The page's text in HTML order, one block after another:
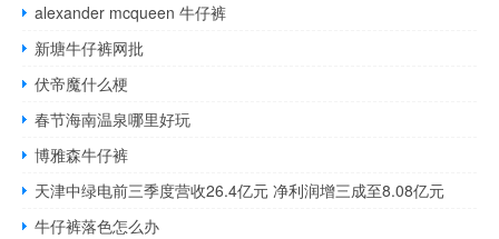
alexander mcqueen 牛仔裤
新塘牛仔裤网批
伏帝魔什么梗
春节海南温泉哪里好玩
博雅森牛仔裤
天津中绿电前三季度营收26.4亿元 净利润增三成至8.08亿元
牛仔裤落色怎么办